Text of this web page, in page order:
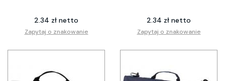
2.34 zł netto
Zapytaj o znakowanie
2.34 zł netto
Zapytaj o znakowanie